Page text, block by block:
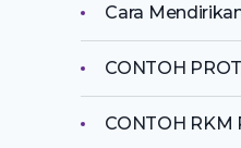
Cara
CONTOH
CONTOH RKM